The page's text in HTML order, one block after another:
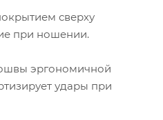
сверху
при ношении.
эргономичной
удары при